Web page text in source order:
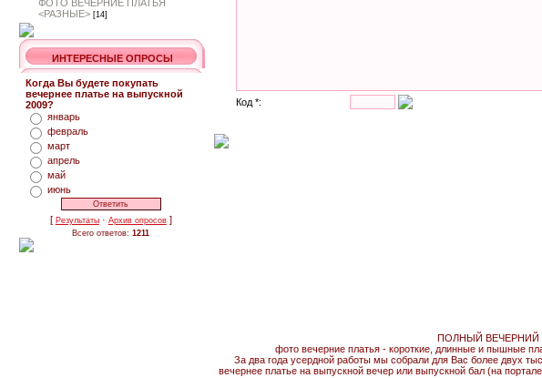
ФОТО ВЕЧЕРНИЕ ПЛАТЬЯ
<РАЗНЫЕ> [14]
ИНТЕРЕСНЫЕ ОПРОСЫ
Когда Вы будете покупать
вечернее платье на выпускной
2009?
январь
февраль
март
апрель
май
июнь
[ Результаты· Архив опросов]
Всего ответов:1211
Код *:
ПОЛНЫЙ ВЕЧЕРНИЙ
фото вечерние платья - короткие, длинные и пышные
За два года усердной работы мы собрали для Вас более двух
вечернее платье на выпускной вечер или выпускной бал (на